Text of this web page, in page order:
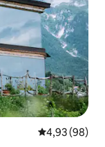
4,93 (98)